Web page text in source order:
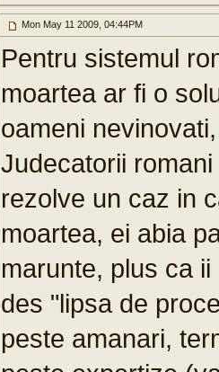
Mon May 11 2009, 04:44PM
Pentru sistemul
moartea ar fi o
oameni
Judecatorii
rezolve un caz in
moartea, ei abia
marunte, plus ca
des "lipsa de
peste amanari,